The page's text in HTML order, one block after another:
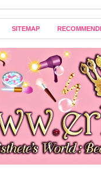
SITEMAP